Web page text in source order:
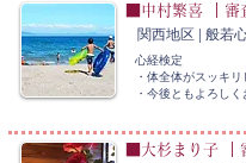
■中村繁喜 ｜審
関西地区 | 般若
心経検定
・体全体がスッキリ
・今後ともよろし
■大杉まり子 ｜